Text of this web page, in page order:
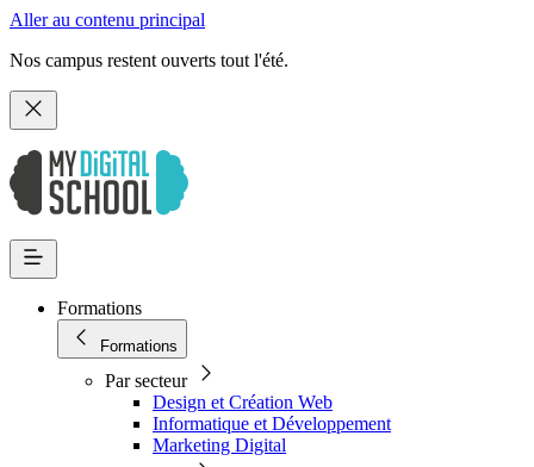
Aller au contenu principal
Nos campus restent ouverts tout l'été.
Formations
Formations
Par secteur
Design et Création Web
Informatique et Développement
Marketing Digital